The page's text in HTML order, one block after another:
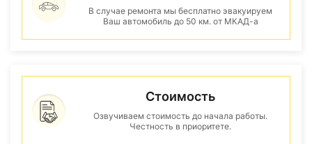
В случае ремонта мы бесплатно эвакуируем
Ваш автомобиль до 50 км. от МКАД-а
Стоимость
Озвучиваем стоимость до начала работы.
Честность в приоритете.